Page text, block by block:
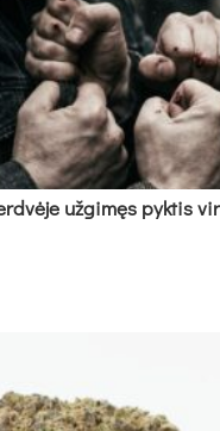
už­gi­męs pyk­tis